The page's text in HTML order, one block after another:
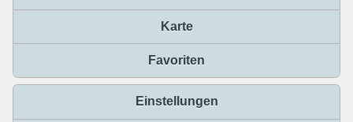
Karte
Favoriten
Einstellungen